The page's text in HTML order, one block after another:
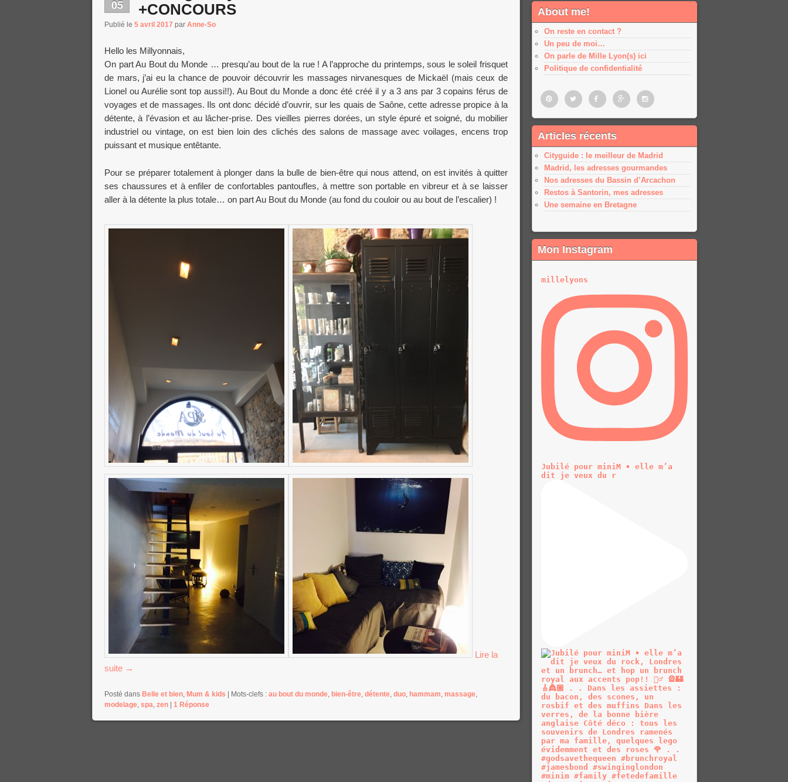
05
+CONCOURS
Publié le 5 avril 2017 par Anne-So
Hello les Millyonnais,
On part Au Bout du Monde … presqu’au bout de la rue ! A l’approche du printemps, sous le soleil frisquet
de mars, j’ai eu la chance de pouvoir découvrir les massages nirvanesques de Mickaël (mais ceux de
Lionel ou Aurélie sont top aussi!!). Au Bout du Monde a donc été créé il y a 3 ans par 3 copains férus de
voyages et de massages. Ils ont donc décidé d’ouvrir, sur les quais de Saône, cette adresse propice à la
détente, à l’évasion et au lâcher-prise. Des vieilles pierres dorées, un style épuré et soigné, du mobilier
industriel ou vintage, on est bien loin des clichés des salons de massage avec voilages, encens trop
puissant et musique entêtante.
Pour se préparer totalement à plonger dans la bulle de bien-être qui nous attend, on est invités à quitter
ses chaussures et à enfiler de confortables pantoufles, à mettre son portable en vibreur et à se laisser
aller à la détente la plus totale… on part Au Bout du Monde (au fond du couloir ou au bout de l’escalier) !
Lire la
suite →
Posté dans Belle et bien, Mum & kids Mots-clefs : au bout du monde, bien-être, détente, duo, hammam, massage,
modelage, spa, zen 1 Réponse
About me!
On reste en contact ?
Un peu de moi…
On parle de Mille Lyon(s) ici
Politique de confidentialité
PinterestTwitter FacebookGoogle
plus
Google
Articles récents
Cityguide : le meilleur de Madrid
Madrid, les adresses gourmandes
Nos adresses du Bassin d’Arcachon
Restos à Santorin, mes adresses
Une semaine en Bretagne
Mon Instagram
millelyons
Jubilé pour miniM • elle m’a
dit je veux du r